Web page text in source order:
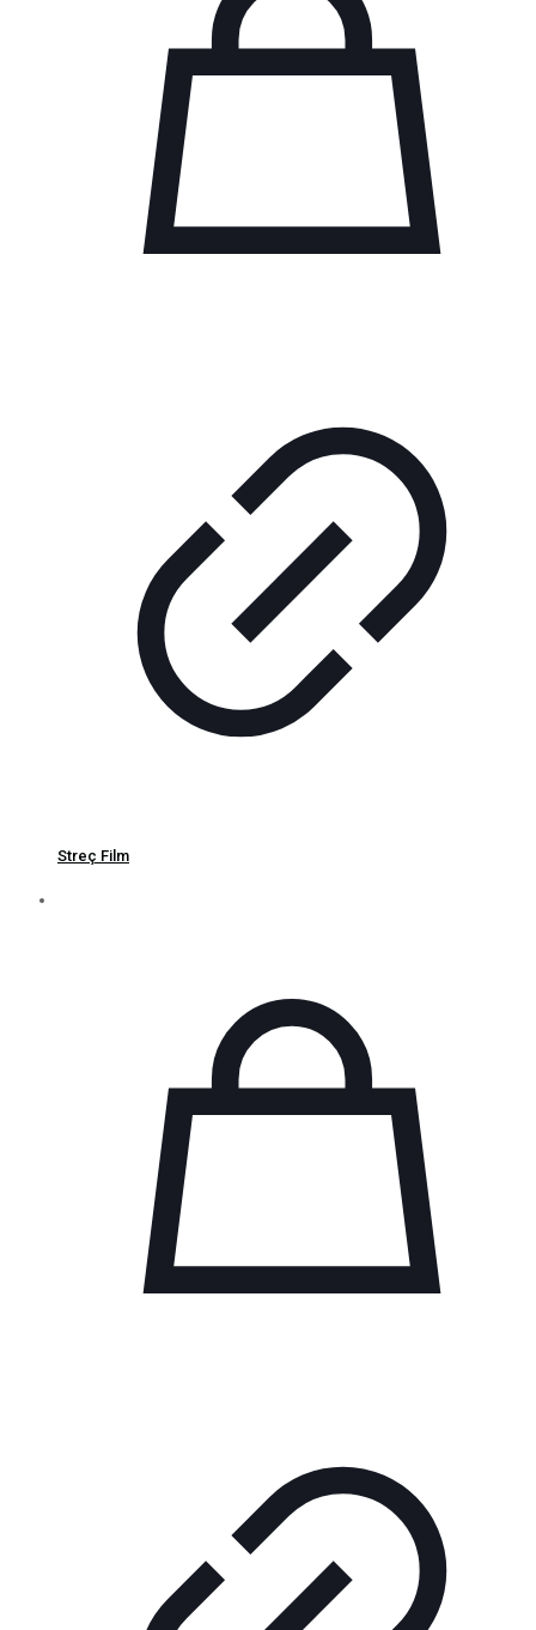
Streç Film